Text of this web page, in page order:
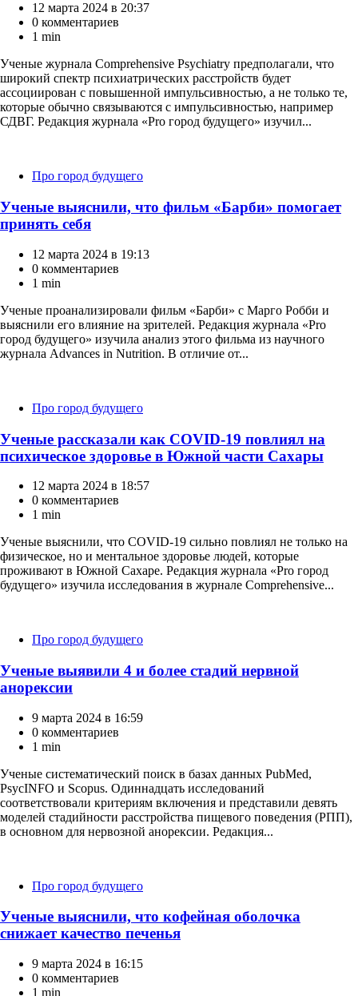
12 марта 2024 в 20:37
0 комментариев
1 min
Ученые журнала Comprehensive Psychiatry предполагали, что
широкий спектр психиатрических расстройств будет
ассоциирован с повышенной импульсивностью, а не только те,
которые обычно связываются с импульсивностью, например
СДВГ. Редакция журнала «Pro город будущего» изучил...
КатегорииПро город будущего
Ученые выяснили, что фильм «Барби» помогает
принять себя
12 марта 2024 в 19:13
0 комментариев
1 min
Ученые проанализировали фильм «Барби» с Марго Робби и
выяснили его влияние на зрителей. Редакция журнала «Pro
город будущего» изучила анализ этого фильма из научного
журнала Advances in Nutrition. В отличие от...
КатегорииПро город будущего
Ученые рассказали как COVID-19 повлиял на
психическое здоровье в Южной части Сахары
12 марта 2024 в 18:57
0 комментариев
1 min
Ученые выяснили, что COVID-19 сильно повлиял не только на
физическое, но и ментальное здоровье людей, которые
проживают в Южной Сахаре. Редакция журнала «Pro город
будущего» изучила исследования в журнале Comprehensive...
КатегорииПро город будущего
Ученые выявили 4 и более стадий нервной
анорексии
9 марта 2024 в 16:59
0 комментариев
1 min
Ученые систематический поиск в базах данных PubMed,
PsycINFO и Scopus. Одиннадцать исследований
соответствовали критериям включения и представили девять
моделей стадийности расстройства пищевого поведения (РПП),
в основном для нервозной анорексии. Редакция...
КатегорииПро город будущего
Ученые выяснили, что кофейная оболочка
снижает качество печенья
9 марта 2024 в 16:15
0 комментариев
1 min